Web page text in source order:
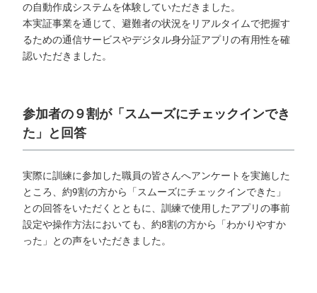
の自動作成システムを体験していただきました。
本実証事業を通じて、避難者の状況をリアルタイムで把握す
るための通信サービスやデジタル身分証アプリの有用性を確
認いただきました。
参加者の９割が「スムーズにチェックインでき
た」と回答
実際に訓練に参加した職員の皆さんへアンケートを実施した
ところ、約9割の方から「スムーズにチェックインできた」
との回答をいただくとともに、訓練で使用したアプリの事前
設定や操作方法においても、約8割の方から「わかりやすか
った」との声をいただきました。